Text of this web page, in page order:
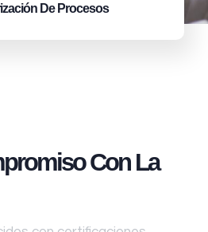
De Procesos
Con La